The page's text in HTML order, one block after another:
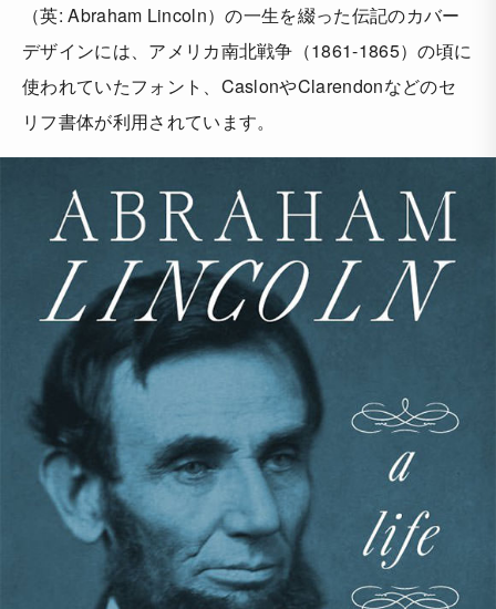
（英: Abraham Lincoln）の一生を綴った伝記のカバー
デザインには、アメリカ南北戦争（1861-1865）の頃に
使われていたフォント、CaslonやClarendonなどのセ
リフ書体が利用されています。